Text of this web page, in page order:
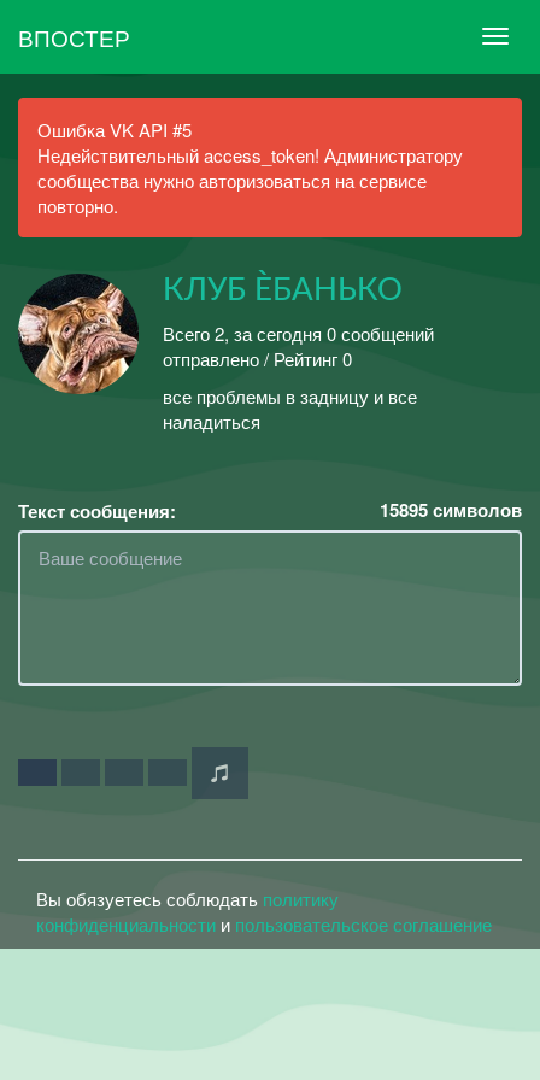
ВПОСТЕР
Ошибка VK API #5
Недействительный access_token! Администратору
сообщества нужно авторизоваться на сервисе
повторно.
КЛУБ ÈБАНЬКО
Всего 2, за сегодня 0 сообщений
отправлено / Рейтинг 0
все проблемы в задницу и все
наладиться
Текст сообщения: 15895символов
Вы обязуетесь соблюдать политику
конфиденциальности и пользовательское соглашение